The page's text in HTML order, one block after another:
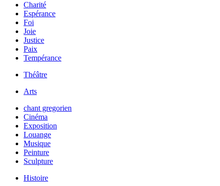
Charité
Espérance
Foi
Joie
Justice
Paix
Tempérance
Théâtre
Arts
chant gregorien
Cinéma
Exposition
Louange
Musique
Peinture
Sculpture
Histoire